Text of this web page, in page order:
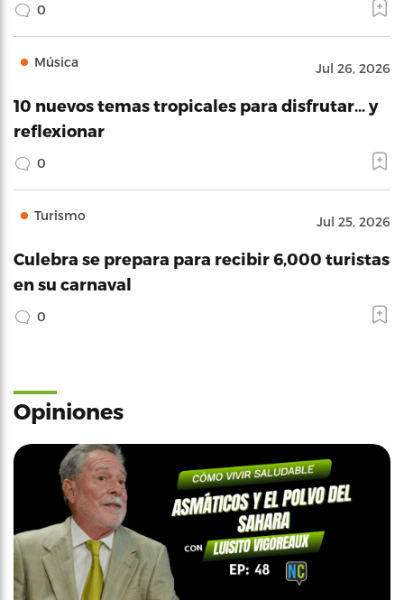
0
Música Jul 26, 2026
10 nuevos temas tropicales para disfrutar… y
reflexionar
0
Turismo Jul 25, 2026
Culebra se prepara para recibir 6,000 turistas
en su carnaval
0
Opiniones